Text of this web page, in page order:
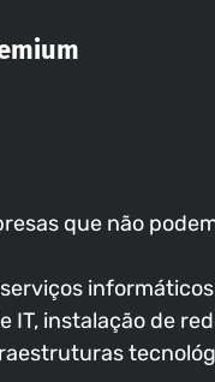
que não
IT, instalação de